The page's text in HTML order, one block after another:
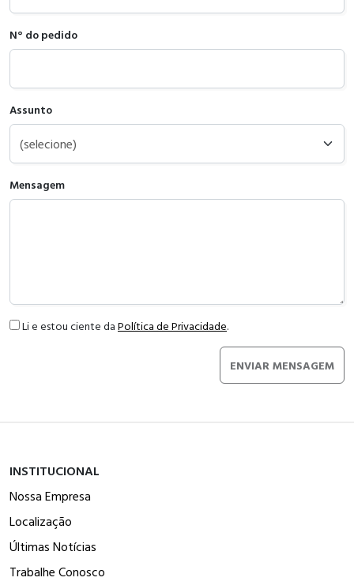
N° do pedido
Assunto
Mensagem
Li e estou ciente daPolítica de Privacidade.
ENVIAR MENSAGEM
INSTITUCIONAL
Nossa Empresa
Localização
Últimas Notícias
Trabalhe Conosco